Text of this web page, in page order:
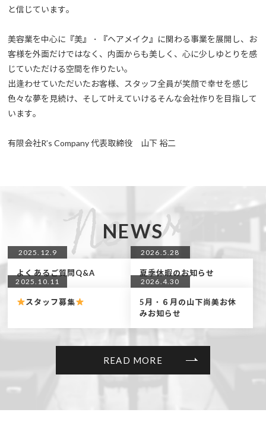
と信じています。
美容業を中心に『美』・『ヘアメイク』に関わる事業を展開し、お
客様を外面だけではなく、内面からも美しく、心に少しゆとりを感
じていただける空間を作りたい。
出逢わせていただいたお客様、スタッフ全員が笑顔で幸せを感じ
色々な夢を見続け、そして叶えていけるそんな会社作りを目指して
います。
有限会社R’s Company 代表取締役 山下 裕二
NEWS
2025.12.9
よくあるご質問Q&A
2026.5.28
夏季休暇のお知らせ
2025.10.11
スタッフ募集
2026.4.30
5月・６月の山下尚美お休
みお知らせ
READ MORE